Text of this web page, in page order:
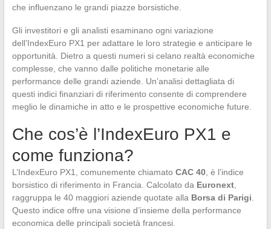
che influenzano le grandi piazze borsistiche.
Gli investitori e gli analisti esaminano ogni variazione
dell’IndexEuro PX1 per adattare le loro strategie e anticipare le
opportunità. Dietro a questi numeri si celano realtà economiche
complesse, che vanno dalle politiche monetarie alle
performance delle grandi aziende. Un’analisi dettagliata di
questi indici finanziari di riferimento consente di comprendere
meglio le dinamiche in atto e le prospettive economiche future.
Che cos’è l’IndexEuro PX1 e
come funziona?
L’IndexEuro PX1, comunemente chiamato CAC 40, è l’indice
borsistico di riferimento in Francia. Calcolato da Euronext,
raggruppa le 40 maggiori aziende quotate alla Borsa di Parigi
Questo indice offre una visione d’insieme della performance
economica delle principali società francesi.